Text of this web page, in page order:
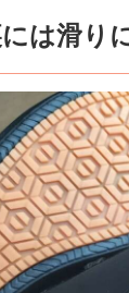
は滑り